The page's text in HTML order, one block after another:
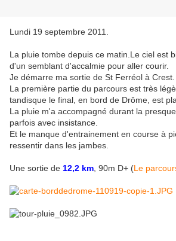
Lundi 19 septembre 2011.
La pluie tombe depuis ce matin.Le ciel est
d'un semblant d'accalmie pour aller courir.
Je démarre ma sortie de St Ferréol à Crest.
La première partie du parcours est très
tandisque le final, en bord de Drôme, est
La pluie m'a accompagné durant la
parfois avec insistance.
Et le manque d'entrainement en course à
ressentir dans les jambes.
Une sortie de 12,2 km , 90m D+ (Le